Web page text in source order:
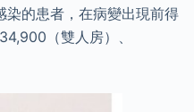
染的患者，在病變出現前得
（雙人房）、